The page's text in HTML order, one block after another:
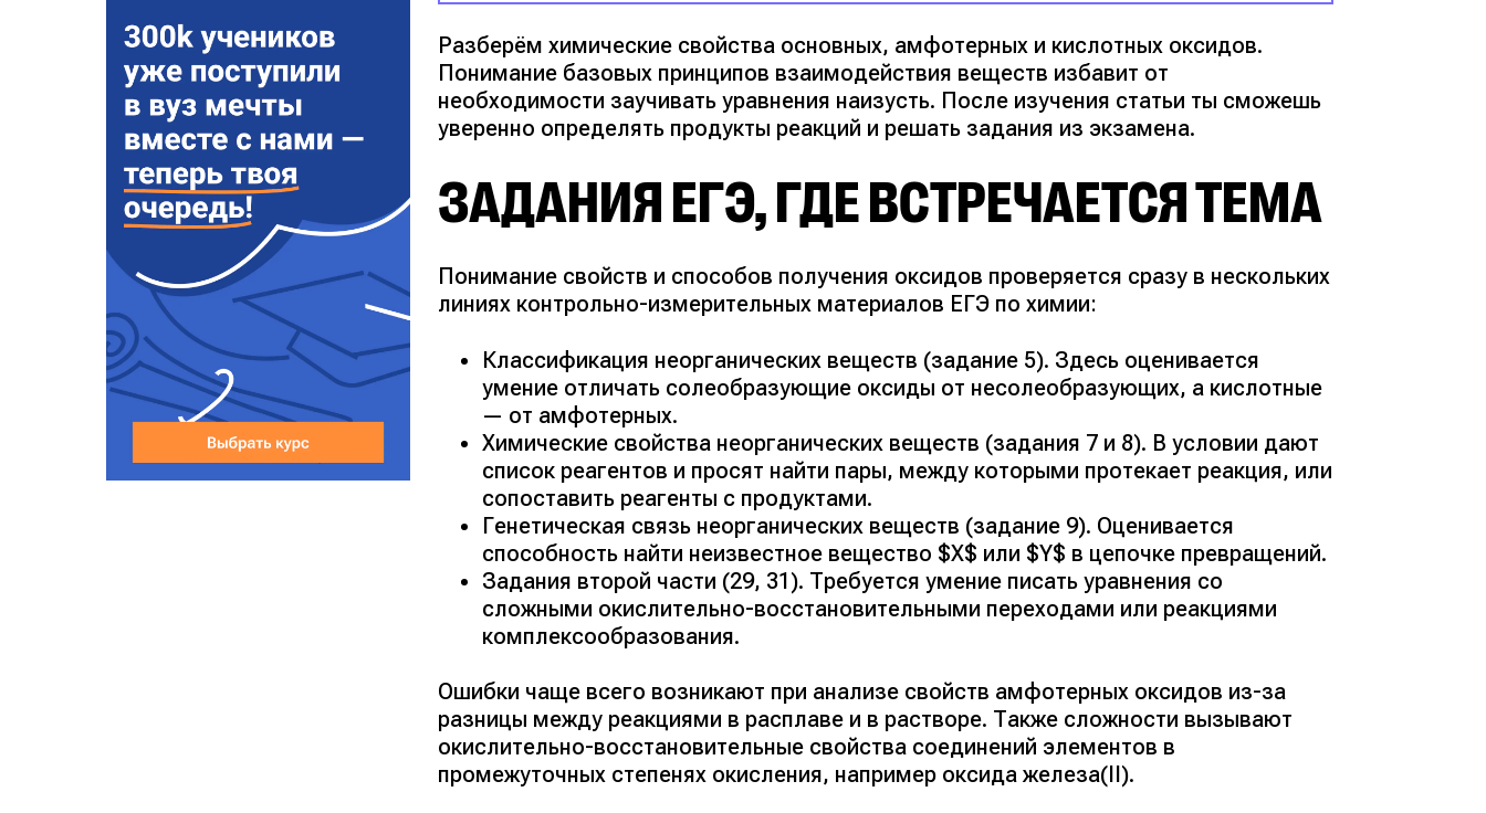
Разберём химические свойства основных, амфотерных и кислотных оксидов.
Понимание базовых принципов взаимодействия веществ избавит от
необходимости заучивать уравнения наизусть. После изучения статьи ты сможешь
уверенно определять продукты реакций и решать задания из экзамена.
ЗАДАНИЯ ЕГЭ, ГДЕ ВСТРЕЧАЕТСЯ ТЕМА
Понимание свойств и способов получения оксидов проверяется сразу в нескольких
линиях контрольно-измерительных материалов ЕГЭ по химии:
Классификация неорганических веществ (задание 5). Здесь оценивается
умение отличать солеобразующие оксиды от несолеобразующих, а кислотные
— от амфотерных.
Химические свойства неорганических веществ (задания 7 и 8). В условии дают
список реагентов и просят найти пары, между которыми протекает реакция, или
сопоставить реагенты с продуктами.
Генетическая связь неорганических веществ (задание 9). Оценивается
способность найти неизвестное вещество $X$ или $Y$ в цепочке превращений.
Задания второй части (29, 31). Требуется умение писать уравнения со
сложными окислительно-восстановительными переходами или реакциями
комплексообразования.
Ошибки чаще всего возникают при анализе свойств амфотерных оксидов из-за
разницы между реакциями в расплаве и в растворе. Также сложности вызывают
окислительно-восстановительные свойства соединений элементов в
промежуточных степенях окисления, например оксида железа(II).